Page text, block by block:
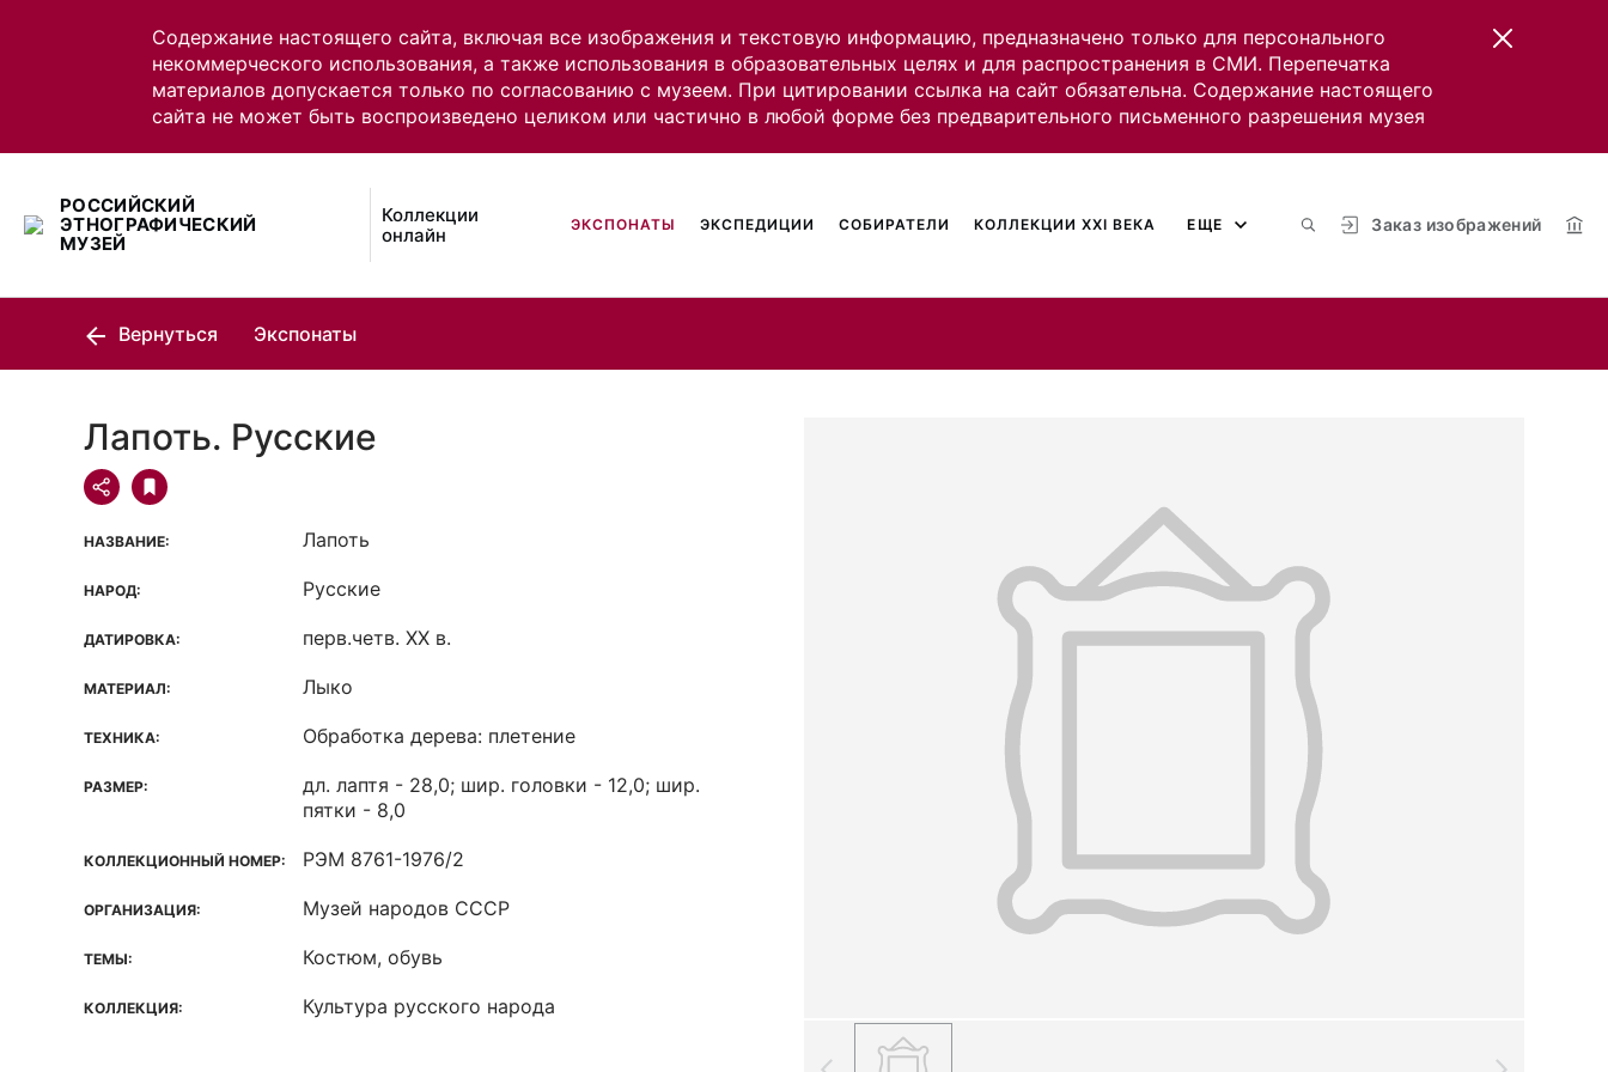
Содержание настоящего сайта, включая все изображения и текстовую информацию, предназначено только для персонального
некоммерческого использования, а также использования в образовательных целях и для распространения в СМИ. Перепечатка
материалов допускается только по согласованию с музеем. При цитировании ссылка на сайт обязательна. Содержание настоящего
сайта не может быть воспроизведено целиком или частично в любой форме без предварительного письменного разрешения музея
РОССИЙСКИЙ
ЭТНОГРАФИЧЕСКИЙ
МУЗЕЙ
Коллекции
онлайн
Заказ изображений
ЭКСПОНАТЫ ЭКСПЕДИЦИИ СОБИРАТЕЛИ КОЛЛЕКЦИИ XXI ВЕКА ЕЩЕ
Вернуться Экспонаты
Лапоть. Русские
НАЗВАНИЕ: Лапоть
НАРОД: Русские
ДАТИРОВКА: перв.четв. XX в.
МАТЕРИАЛ: Лыко
ТЕХНИКА: Обработка дерева: плетение
РАЗМЕР:
дл. лаптя - 28,0; шир. головки - 12,0; шир.
пятки - 8,0
КОЛЛЕКЦИОННЫЙ НОМЕР: РЭМ 8761-1976/2
ОРГАНИЗАЦИЯ: Музей народов СССР
ТЕМЫ: Костюм, обувь
КОЛЛЕКЦИЯ: Культура русского народа